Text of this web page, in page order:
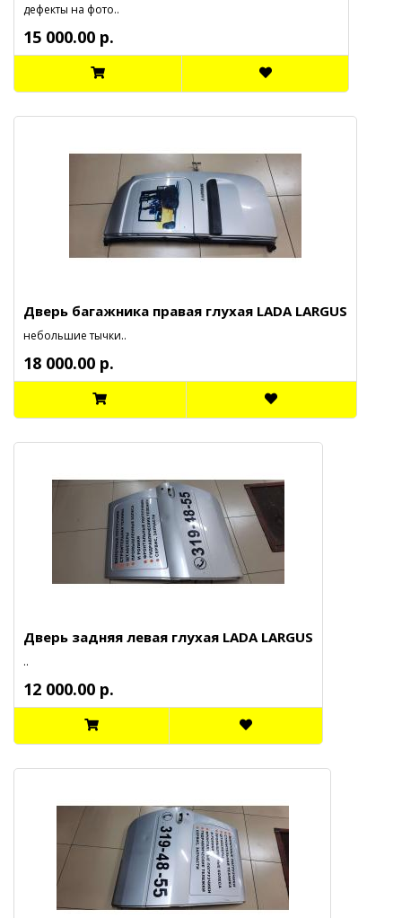
дефекты на фото..
15 000.00 р.
Дверь багажника правая глухая LADA LARGUS
небольшие тычки..
18 000.00 р.
Дверь задняя левая глухая LADA LARGUS
..
12 000.00 р.